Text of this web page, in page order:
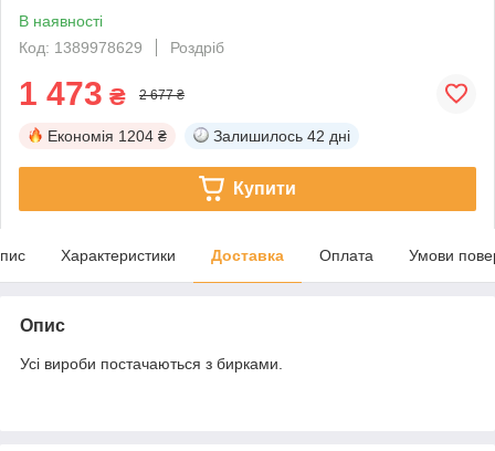
В наявності
Код: 1389978629
Роздріб
1 473 ₴ 2 677 ₴
Економія 1204 ₴ Залишилось 42 дні
Купити
Характеристики Доставка Оплата Умови
Опис
Усі вироби постачаються з бирками.